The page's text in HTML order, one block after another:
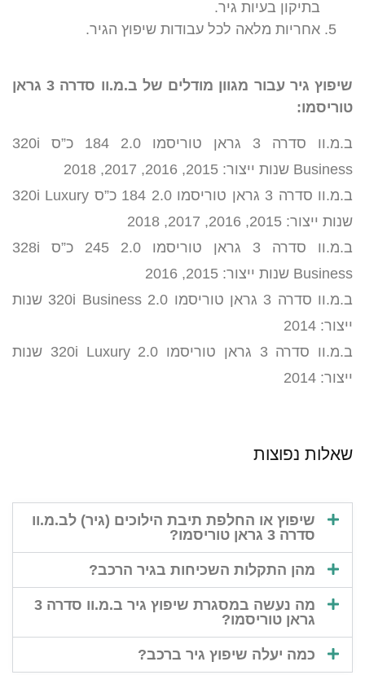
בתיקון בעיות גיר.
אחריות מלאה לכל עבודות שיפוץ הגיר.
שיפוץ גיר עבור מגוון מודלים של ב.מ.וו סדרה 3 גראן
טוריסמו:
ב.מ.וו סדרה 3 גראן טוריסמו 2.0 184 כ”ס 320i
Business שנות ייצור: 2015, 2016, 2017, 2018
ב.מ.וו סדרה 3 גראן טוריסמו 2.0 184 כ”ס 320i Luxury
שנות ייצור: 2015, 2016, 2017, 2018
ב.מ.וו סדרה 3 גראן טוריסמו 2.0 245 כ”ס 328i
Business שנות ייצור: 2015, 2016
ב.מ.וו סדרה 3 גראן טוריסמו 2.0 320i Business שנות
ייצור: 2014
ב.מ.וו סדרה 3 גראן טוריסמו 2.0 320i Luxury שנות
ייצור: 2014
שאלות נפוצות
שיפוץ או החלפת תיבת הילוכים (גיר) לב.מ.וו
סדרה 3 גראן טוריסמו?
מהן התקלות השכיחות בגיר הרכב?
מה נעשה במסגרת שיפוץ גיר ב.מ.וו סדרה 3
גראן טוריסמו?
כמה יעלה שיפוץ גיר ברכב?